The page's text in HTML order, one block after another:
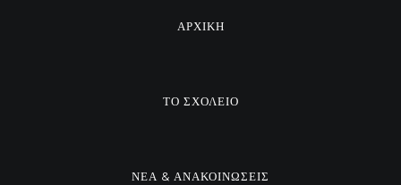
ΑΡΧΙΚΗ
ΤΟ ΣΧΟΛΕΙΟ
ΝΕΑ & ΑΝΑΚΟΙΝΩΣΕΙΣ